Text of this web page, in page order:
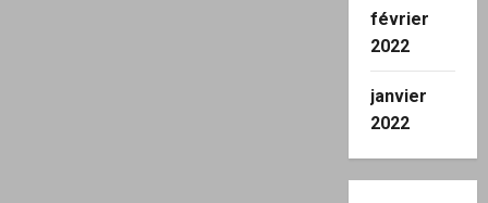
février
2022
janvier
2022